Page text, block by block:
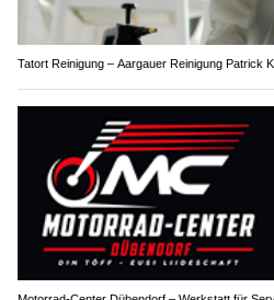
Tatort Reinigung – Aargauer Reinigung Patrick